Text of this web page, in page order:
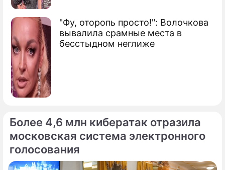
"Фу, оторопь просто!": Волочкова
вывалила срамные места в
бесстыдном неглиже
Более 4,6 млн кибератак отразила
московская система электронного
голосования